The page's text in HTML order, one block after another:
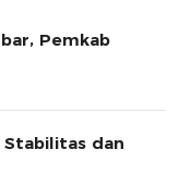
Pemkab
Stabilitas dan